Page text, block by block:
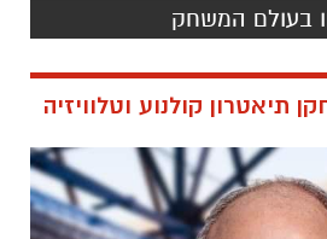
בעולם המשחק
תיאטרון קולנוע וטלוויזיה